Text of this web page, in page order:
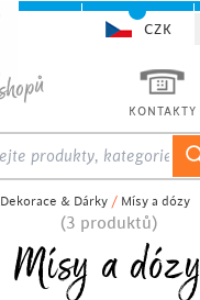
Dekorace & Dárky / Mísy a dózy
(3 produktů)
Mísy a dózy
KONTAKTY
CZK